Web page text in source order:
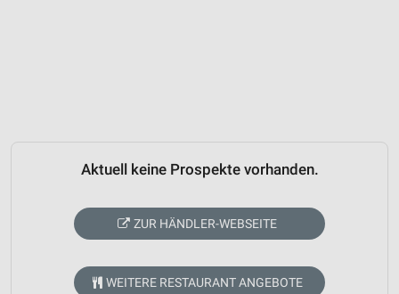
Aktuell keine Prospekte vorhanden.
ZUR HÄNDLER-WEBSEITE
WEITERE RESTAURANT ANGEBOTE